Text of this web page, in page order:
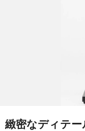
緻密なディテ